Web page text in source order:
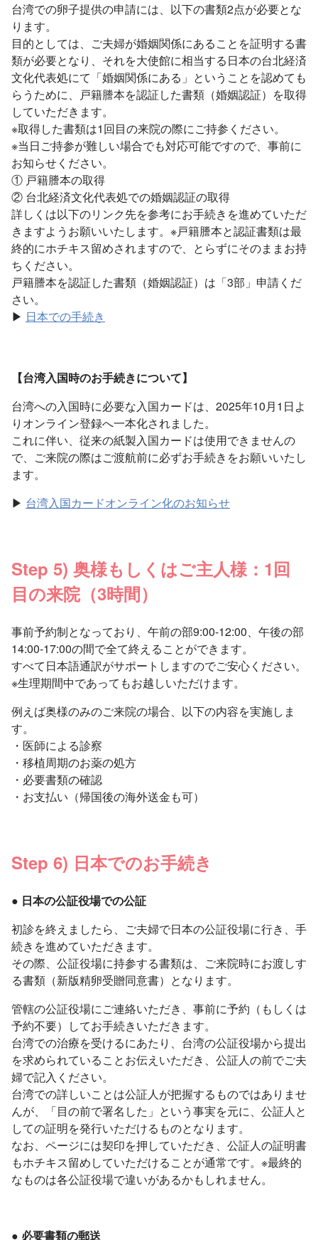
台湾での卵子提供の申請には、以下の書類2点が必要とな
ります。
目的としては、ご夫婦が婚姻関係にあることを証明する書
類が必要となり、それを大使館に相当する日本の台北経済
文化代表処にて「婚姻関係にある」ということを認めても
らうために、戸籍謄本を認証した書類（婚姻認証）を取得
していただきます。
※取得した書類は1回目の来院の際にご持参ください。
※当日ご持参が難しい場合でも対応可能ですので、事前に
お知らせください。
① 戸籍謄本の取得
② 台北経済文化代表処での婚姻認証の取得
詳しくは以下のリンク先を参考にお手続きを進めていただ
きますようお願いいたします。※戸籍謄本と認証書類は最
終的にホチキス留めされますので、とらずにそのままお持
ちください。
戸籍謄本を認証した書類（婚姻認証）は「3部」申請くだ
さい。
▶ 日本での手続き
【台湾入国時のお手続きについて】
台湾への入国時に必要な入国カードは、2025年10月1日よ
りオンライン登録へ一本化されました。
これに伴い、従来の紙製入国カードは使用できませんの
で、ご来院の際はご渡航前に必ずお手続きをお願いいたし
ます。
▶ 台湾入国カードオンライン化のお知らせ
Step 5) 奥様もしくはご主人様：1回
目の来院（3時間）
事前予約制となっており、午前の部9:00-12:00、午後の部
14:00-17:00の間で全て終えることができます。
すべて日本語通訳がサポートしますのでご安心ください。
※生理期間中であってもお越しいただけます。
例えば奥様のみのご来院の場合、以下の内容を実施しま
す。
・医師による診察
・移植周期のお薬の処方
・必要書類の確認
・お支払い（帰国後の海外送金も可）
Step 6) 日本でのお手続き
● 日本の公証役場での公証
初診を終えましたら、ご夫婦で日本の公証役場に行き、手
続きを進めていただきます。
その際、公証役場に持参する書類は、ご来院時にお渡しす
る書類（新版精卵受贈同意書）となります。
管轄の公証役場にご連絡いただき、事前に予約（もしくは
予約不要）してお手続きいただきます。
台湾での治療を受けるにあたり、台湾の公証役場から提出
を求められていることお伝えいただき、公証人の前でご夫
婦で記入ください。
台湾での詳しいことは公証人が把握するものではありませ
んが、「目の前で署名した」という事実を元に、公証人と
しての証明を発行いただけるものとなります。
なお、ページには契印を押していただき、公証人の証明書
もホチキス留めしていただけることが通常です。※最終的
なものは各公証役場で違いがあるかもしれません。
● 必要書類の郵送